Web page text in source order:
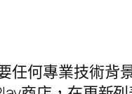
任何專業技術背